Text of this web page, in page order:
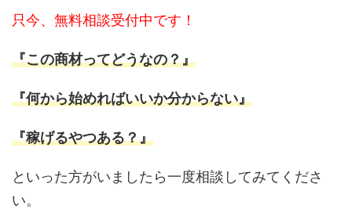
只今、無料相談受付中です！
『この商材ってどうなの？』
『何から始めればいいか分からない』
『稼げるやつある？』
といった方がいましたら一度相談してみてくださ
い。